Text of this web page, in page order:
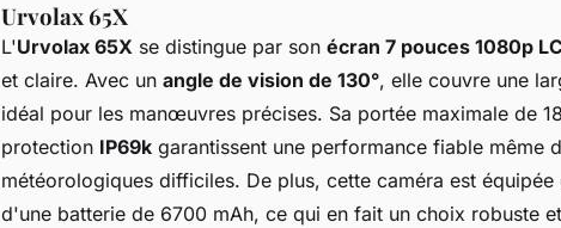
Urvolax 65X
L'Urvolax 65X se distingue par son écran 7 pouces 1080p
et claire. Avec un angle de vision de 130°, elle couvre une
idéal pour les manœuvres précises. Sa portée maximale de
protection IP69k garantissent une performance fiable même
météorologiques difficiles. De plus, cette caméra est
d'une batterie de 6700 mAh, ce qui en fait un choix robuste